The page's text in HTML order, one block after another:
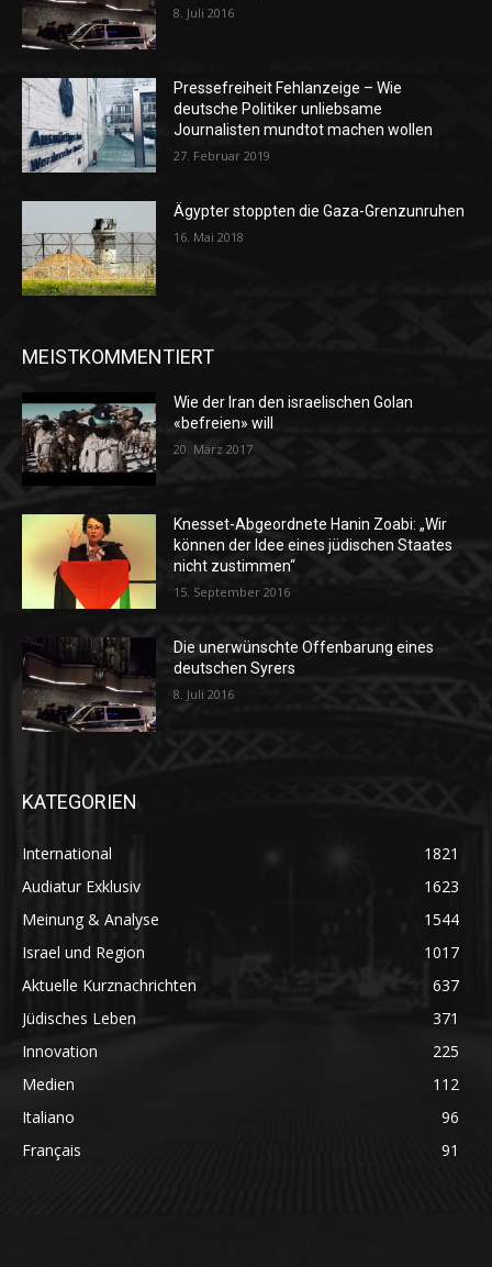
8. Juli 2016
Pressefreiheit Fehlanzeige – Wie
deutsche Politiker unliebsame
Journalisten mundtot machen wollen
27. Februar 2019
Ägypter stoppten die Gaza-Grenzunruhen
16. Mai 2018
MEISTKOMMENTIERT
Wie der Iran den israelischen Golan
«befreien» will
20. März 2017
Knesset-Abgeordnete Hanin Zoabi: „Wir
können der Idee eines jüdischen Staates
nicht zustimmen“
15. September 2016
Die unerwünschte Offenbarung eines
deutschen Syrers
8. Juli 2016
KATEGORIEN
International
1821
Audiatur Exklusiv
1623
Meinung & Analyse
1544
Israel und Region
1017
Aktuelle Kurznachrichten
637
Jüdisches Leben
371
Innovation
225
Medien
112
Italiano
96
Français
91